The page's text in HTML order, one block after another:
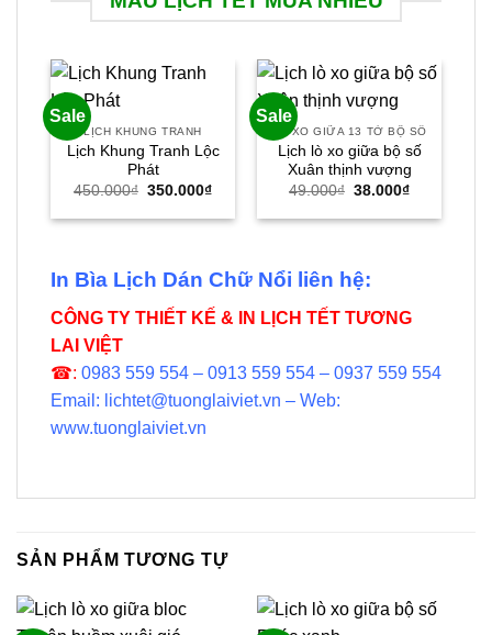
Sale
LỊCH KHUNG TRANH
Lịch Khung Tranh Lộc
Phát
450.000₫ Giá
là:
350.000₫Giá
tại
Sale
LÒ XO GIỮA 13 TỜ BỘ SỐ
Lịch lò xo giữa bộ số
Xuân thịnh vượng
49.000₫ Giá
là:
38.000₫Giá
tại
In Bìa Lịch Dán Chữ Nổi liên hệ:
CÔNG TY THIẾT KẾ & IN LỊCH TẾT TƯƠNG
LAI VIỆT
☎: 0983 559 554 – 0913 559 554 – 0937 559 554
Email: lichtet@tuonglaiviet.vn – Web:
www.tuonglaiviet.vn
SẢN PHẨM TƯƠNG TỰ